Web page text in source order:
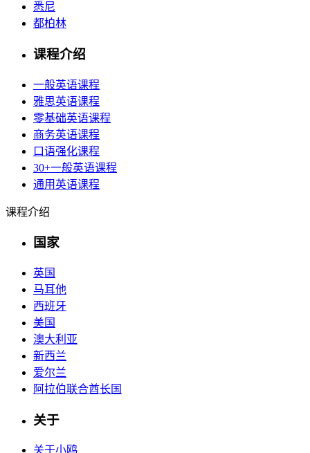
悉尼
都柏林
课程介绍
一般英语课程
雅思英语课程
零基础英语课程
商务英语课程
口语强化课程
30+一般英语课程
通用英语课程
课程介绍
国家
英国
马耳他
西班牙
美国
澳大利亚
新西兰
爱尔兰
阿拉伯联合酋长国
关于
关于小鸥